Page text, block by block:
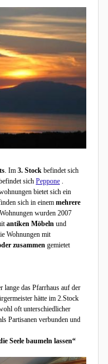
. Im 3. Stock befindet sich
sich Peppone .
bietet sich ein
sich in einem mehrere
wurden 2007
antiken Möbeln und
Wohnungen mit
zusammen gemietet
lange das Pfarrhaus auf der
hätte im 2.Stock
oft unterschiedlicher
Partisanen verbunden und
Seele baumeln lassen“